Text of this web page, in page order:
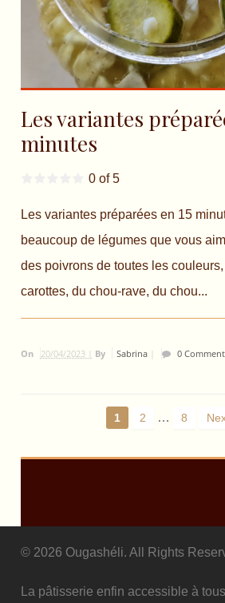
Les variantes
minutes
0 of 5
Les variantes préparées en 15
beaucoup de légumes que vous
des poivrons de toutes les
carottes, du chou-rave, du chou...
On 20/04/2023 | By Sabrina| 0
1 2 … 8
© 2026 Ougashéli. All Rights
La pâtisserie enfin accessible à